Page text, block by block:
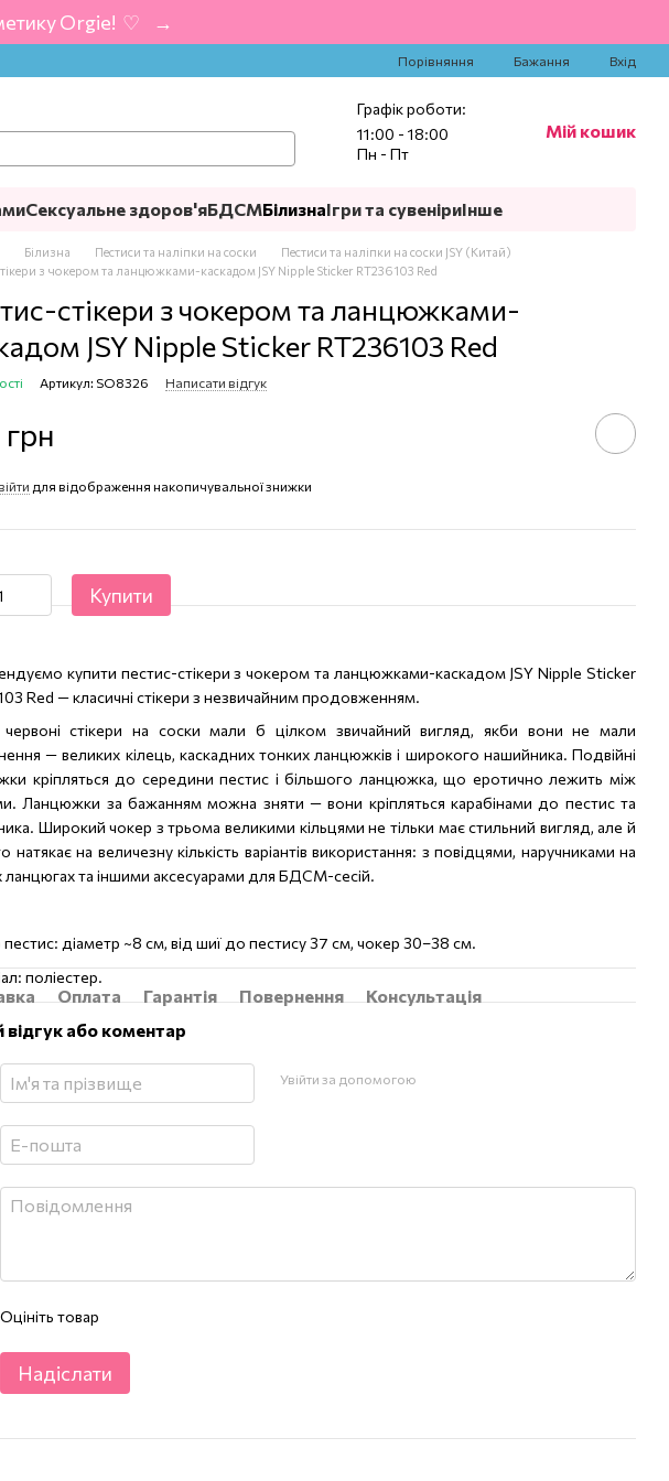
Orgie! ‍ ♡ ‍ →
Порівняння Бажання Вхід
Графік роботи:
11:00 - 18:00
Пн - Пт
Мій кошик
Сексуальне здоров'яБДСМБілизнаІгри та сувеніриІнше
Білизна Пестиси та наліпки на соски
Пестиси та наліпки на соски JSY (Китай)
з чокером та ланцюжками-каскадом JSY Nipple Sticker RT236103 Red
стікери з чокером та ланцюжками-
JSY Nipple Sticker RT236103 Red
Артикул: SO8326 Написати відгук
для відображення накопичувальної знижки
Купити
купити пестис-стікери з чокером та ланцюжками-каскадом JSY Nipple Sticker
Red — класичні стікери з незвичайним продовженням.
червоні стікери на соски мали б цілком звичайний вигляд, якби вони не мали
— великих кілець, каскадних тонких ланцюжків і широкого нашийника. Подвійні
кріпляться до середини пестис і більшого ланцюжка, що еротично лежить між
Ланцюжки за бажанням можна зняти — вони кріпляться карабінами до пестис та
Широкий чокер з трьома великими кільцями не тільки має стильний вигляд, але й
натякає на величезну кількість варіантів використання: з повідцями, наручниками на
ланцюгах та іншими аксесуарами для БДСМ-сесій.
пестис: діаметр ~8 см, від шиї до пестису 37 см, чокер 30–38 см.
поліестер.
Оплата Гарантія Повернення
Консультація
відгук або коментар
Увійти за допомогою
Оцініть товар
Надіслати